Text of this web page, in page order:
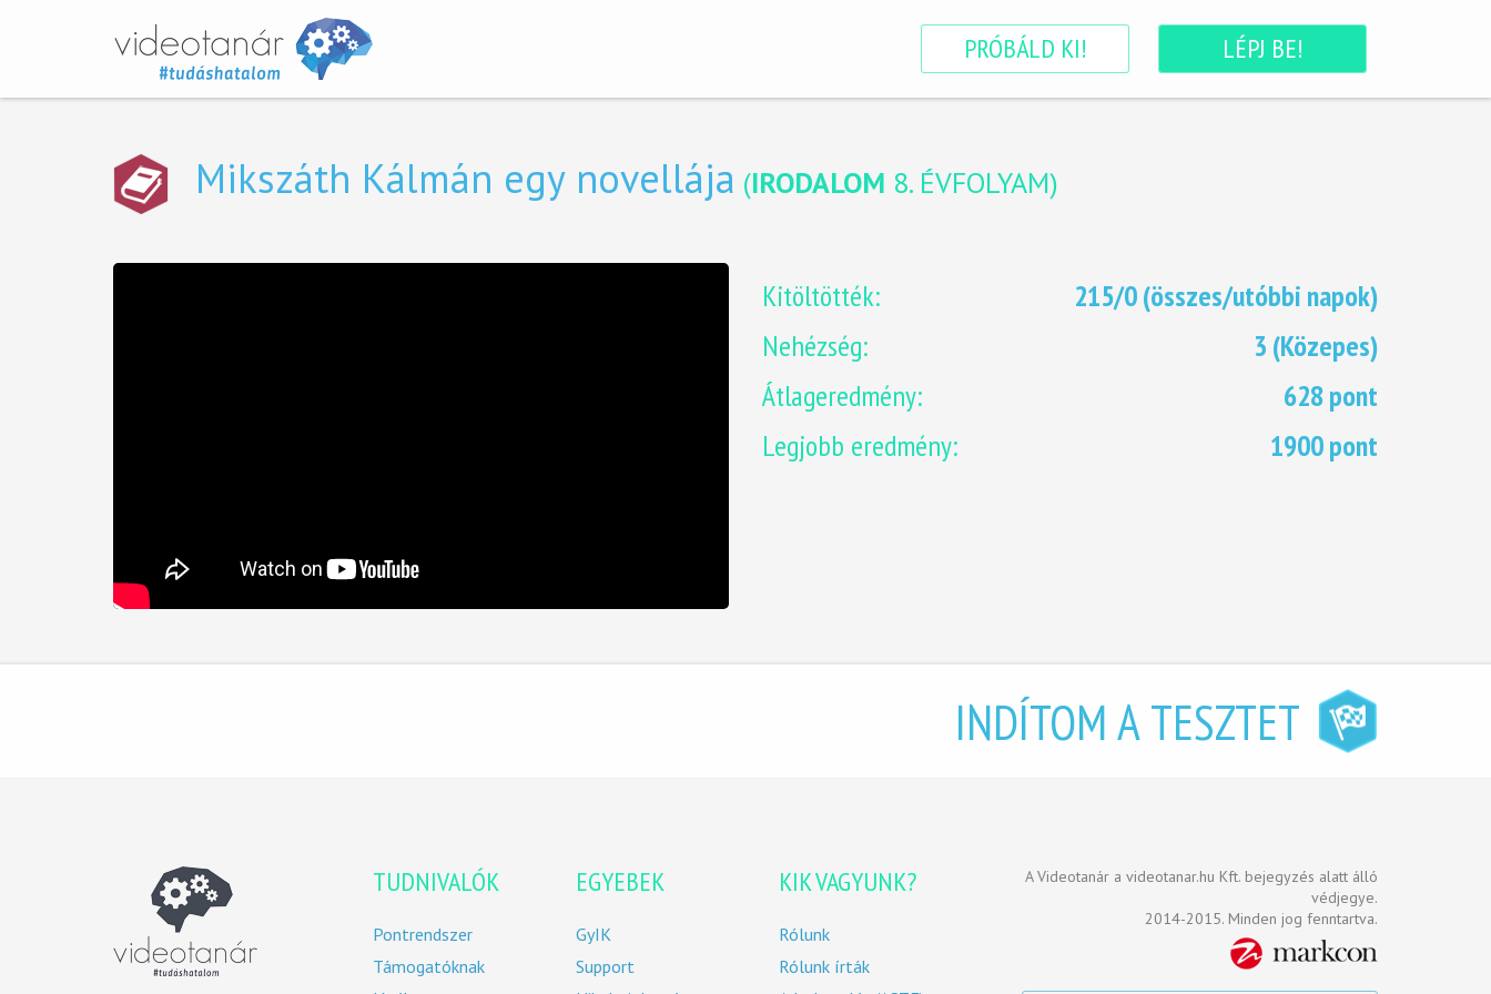
PRÓBÁLD KI! LÉPJ BE!
Mikszáth Kálmán egy novellája (IRODALOM 8. ÉVFOLYAM)
Kitöltötték:
215/0 (összes/utóbbi napok)
Nehézség:
3 (Közepes)
Átlageredmény:
628 pont
Legjobb eredmény:
1900 pont
INDÍTOM A TESZTET
TUDNIVALÓK
Pontrendszer
Támogatóknak
EGYEBEK
GyIK
Support
KIK VAGYUNK?
Rólunk
Rólunk írták
A Videotanár a videotanar.hu Kft. bejegyzés alatt álló
védjegye.
2014-2015. Minden jog fenntartva.